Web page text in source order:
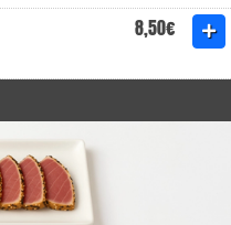
8,50€